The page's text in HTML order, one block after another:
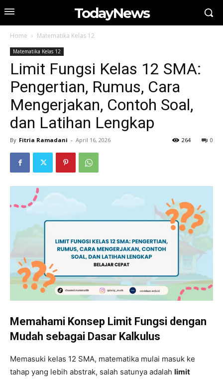
TodayNews
Home Matematika Kelas 12
Matematika Kelas 12
Limit Fungsi Kelas 12 SMA:
Pengertian, Rumus, Cara
Mengerjakan, Contoh Soal,
dan Latihan Lengkap
By Fitria Ramadani - April 16, 2026 0
264
Memahami Konsep Limit Fungsi dengan
Mudah sebagai Dasar Kalkulus
Memasuki kelas 12 SMA, matematika mulai masuk ke
tahap yang lebih abstrak, salah satunya adalah limit